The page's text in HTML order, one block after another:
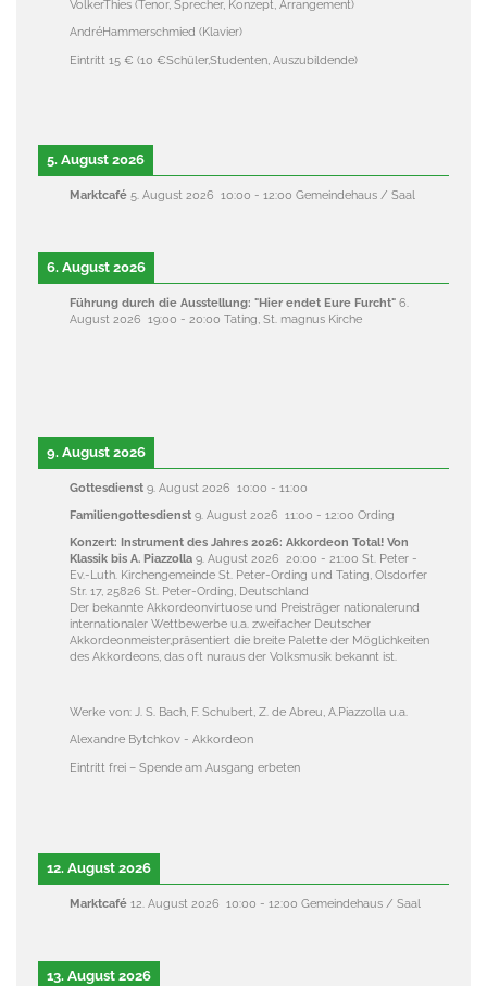
VolkerThies (Tenor, Sprecher, Konzept, Arrangement)
AndréHammerschmied (Klavier)
Eintritt 15 € (10 €Schüler,Studenten, Auszubildende)
5. August 2026
Marktcafé 5. August 2026 10:00 - 12:00 Gemeindehaus / Saal
6. August 2026
Führung durch die Ausstellung: "Hier endet Eure Furcht" 6.
August 2026 19:00 - 20:00 Tating, St. magnus Kirche
9. August 2026
Gottesdienst 9. August 2026 10:00 - 11:00
Familiengottesdienst 9. August 2026 11:00 - 12:00 Ording
Konzert: Instrument des Jahres 2026: Akkordeon Total! Von
Klassik bis A. Piazzolla 9. August 2026 20:00 - 21:00 St. Peter -
Ev.-Luth. Kirchengemeinde St. Peter-Ording und Tating, Olsdorfer
Str. 17, 25826 St. Peter-Ording, Deutschland
Der bekannte Akkordeonvirtuose und Preisträger nationalerund
internationaler Wettbewerbe u.a. zweifacher Deutscher
Akkordeonmeister,präsentiert die breite Palette der Möglichkeiten
des Akkordeons, das oft nuraus der Volksmusik bekannt ist.
Werke von: J. S. Bach, F. Schubert, Z. de Abreu, A.Piazzolla u.a.
Alexandre Bytchkov - Akkordeon
Eintritt frei – Spende am Ausgang erbeten
12. August 2026
Marktcafé 12. August 2026 10:00 - 12:00 Gemeindehaus / Saal
13. August 2026